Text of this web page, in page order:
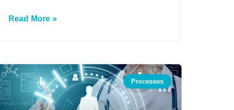
Read More »
Processos